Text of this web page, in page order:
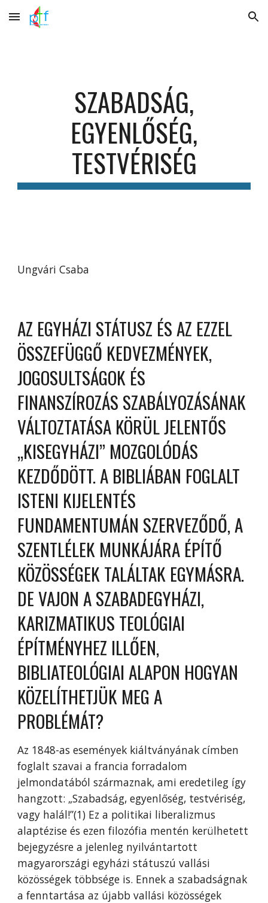
Skip to main content Skip to navigation
SZABADSÁG,
EGYENLŐSÉG,
TESTVÉRISÉG
Ungvári Csaba
AZ EGYHÁZI STÁTUSZ ÉS AZ EZZEL
ÖSSZEFÜGGŐ KEDVEZMÉNYEK,
JOGOSULTSÁGOK ÉS
FINANSZÍROZÁS SZABÁLYOZÁSÁNAK
VÁLTOZTATÁSA KÖRÜL JELENTŐS
„KISEGYHÁZI” MOZGOLÓDÁS
KEZDŐDÖTT. A BIBLIÁBAN FOGLALT
ISTENI KIJELENTÉS
FUNDAMENTUMÁN SZERVEZŐDŐ, A
SZENTLÉLEK MUNKÁJÁRA ÉPÍTŐ
KÖZÖSSÉGEK TALÁLTAK EGYMÁSRA.
DE VAJON A SZABADEGYHÁZI,
KARIZMATIKUS TEOLÓGIAI
ÉPÍTMÉNYHEZ ILLŐEN,
BIBLIATEOLÓGIAI ALAPON HOGYAN
KÖZELÍTHETJÜK MEG A
PROBLÉMÁT?
Az 1848-as események kiáltványának címben
foglalt szavai a francia forradalom
jelmondatából származnak, ami eredetileg így
hangzott: „Szabadság, egyenlőség, testvériség,
vagy halál!”(1) Ez a politikai liberalizmus
alaptézise és ezen filozófia mentén kerülhetett
bejegyzésre a jelenleg nyilvántartott
magyarországi egyházi státuszú vallási
közösségek többsége is. Ennek a szabadságnak
a fenntartása az újabb vallási közösségek